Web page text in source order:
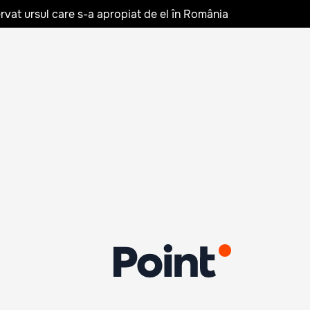
ursul care s-a apropiat de el în România